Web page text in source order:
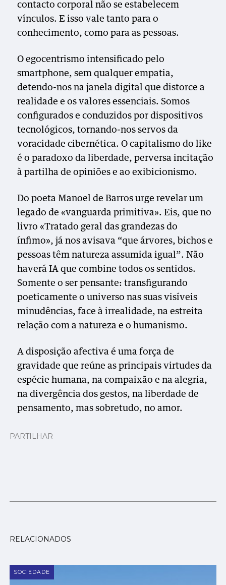
contacto corporal não se estabelecem
vínculos. E isso vale tanto para o
conhecimento, como para as pessoas.
O egocentrismo intensificado pelo
smartphone, sem qualquer empatia,
detendo-nos na janela digital que distorce a
realidade e os valores essenciais. Somos
configurados e conduzidos por dispositivos
tecnológicos, tornando-nos servos da
voracidade cibernética. O capitalismo do like
é o paradoxo da liberdade, perversa incitação
à partilha de opiniões e ao exibicionismo.
Do poeta Manoel de Barros urge revelar um
legado de «vanguarda primitiva». Eis, que no
livro «Tratado geral das grandezas do
ínfimo», já nos avisava “que árvores, bichos e
pessoas têm natureza assumida igual”. Não
haverá IA que combine todos os sentidos.
Somente o ser pensante: transfigurando
poeticamente o universo nas suas visíveis
minudências, face à irrealidade, na estreita
relação com a natureza e o humanismo.
A disposição afectiva é uma força de
gravidade que reúne as principais virtudes da
espécie humana, na compaixão e na alegria,
na divergência dos gestos, na liberdade de
pensamento, mas sobretudo, no amor.
PARTILHAR
RELACIONADOS
SOCIEDADE